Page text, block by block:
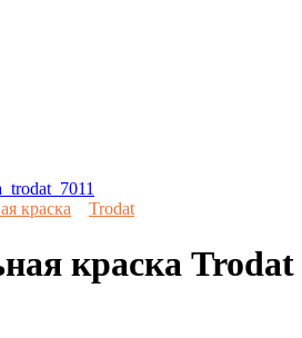
краска Trodat
краска Trodat